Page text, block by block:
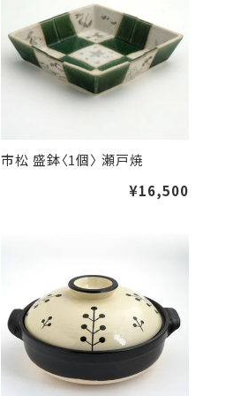
市松 盛鉢〈1個〉 瀬戸焼
¥16,500